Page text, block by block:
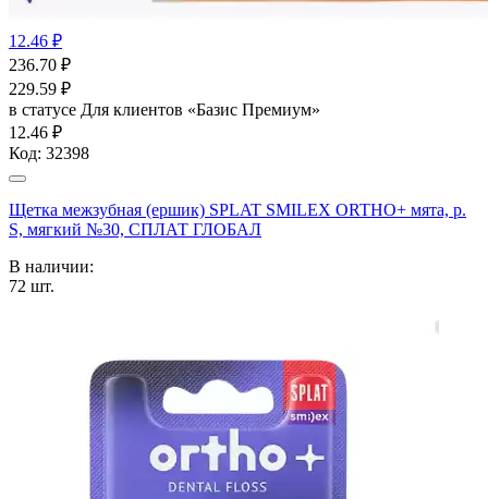
12.46 ₽
236.70 ₽
229.59 ₽
в статусе Для клиентов «Базис Премиум»
12.46 ₽
Код: 32398
Щетка межзубная (ершик) SPLAT SMILEX ORTHO+ мята, р.
S, мягкий №30, СПЛАТ ГЛОБАЛ
В наличии:
72 шт.